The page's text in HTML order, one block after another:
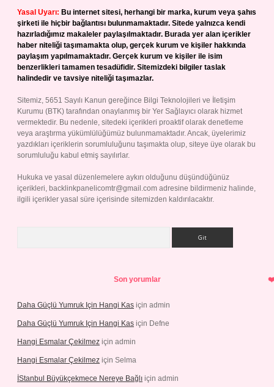
Yasal Uyarı: Bu internet sitesi, herhangi bir marka, kurum veya şahıs
şirketi ile hiçbir bağlantısı bulunmamaktadır. Sitede yalnızca kendi
hazırladığımız makaleler paylaşılmaktadır. Burada yer alan içerikler
haber niteliği taşımamakta olup, gerçek kurum ve kişiler hakkında
paylaşım yapılmamaktadır. Gerçek kurum ve kişiler ile isim
benzerlikleri tamamen tesadüfidir. Sitemizdeki bilgiler taslak
halindedir ve tavsiye niteliği taşımazlar.
Sitemiz, 5651 Sayılı Kanun gereğince Bilgi Teknolojileri ve İletişim
Kurumu (BTK) tarafından onaylanmış bir Yer Sağlayıcı olarak hizmet
vermektedir. Bu nedenle, sitedeki içerikleri proaktif olarak denetleme
veya araştırma yükümlülüğümüz bulunmamaktadır. Ancak, üyelerimiz
yazdıkları içeriklerin sorumluluğunu taşımakta olup, siteye üye olarak bu
sorumluluğu kabul etmiş sayılırlar.
Hukuka ve yasal düzenlemelere aykırı olduğunu düşündüğünüz
içerikleri, backlinkpanelicomtr@gmail.com adresine bildirmeniz halinde,
ilgili içerikler yasal süre içerisinde sitemizden kaldırılacaktır.
Son yorumlar
Daha Güçlü Yumruk Için Hangi Kas için admin
Daha Güçlü Yumruk Için Hangi Kas için Defne
Hangi Esmalar Çekilmez için admin
Hangi Esmalar Çekilmez için Selma
İStanbul Büyükçekmece Nereye Bağlı için admin